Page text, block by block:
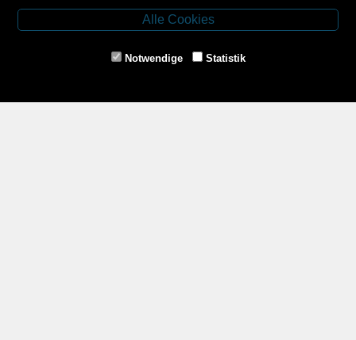
3943 Schrems
Tel.: 02853/77239
E-Mail: schrems@spazierer.at
Alle Cookies
Notwendige Statistik